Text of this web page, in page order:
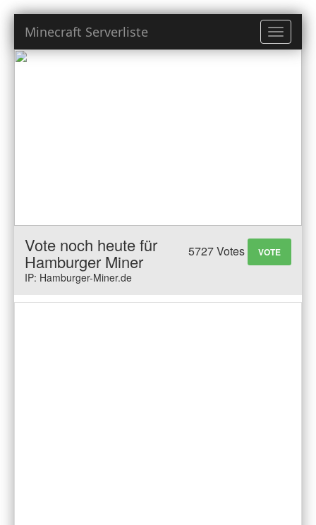
Toggle
Minecraft Serverliste
5727 Votes VOTE
Vote noch heute für
Hamburger Miner
IP: Hamburger-Miner.de